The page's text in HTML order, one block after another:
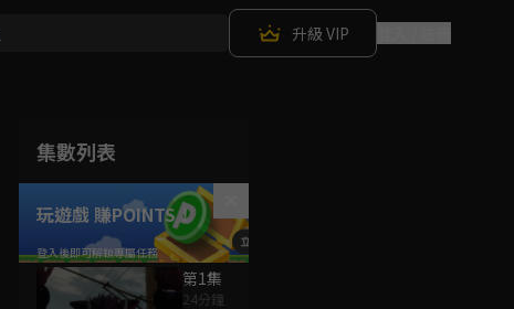
升級 VIP
集數列表
玩遊戲 賺POINTS！
第1集
24分鐘